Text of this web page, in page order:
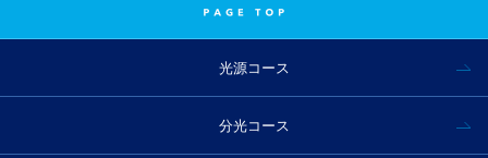
光源コース
分光コース